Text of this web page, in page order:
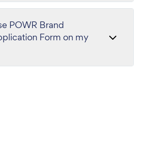
POWR Brand
Form on my